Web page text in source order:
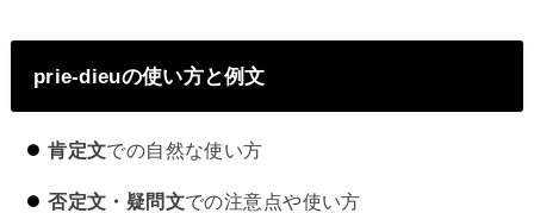
prie-dieuの使い方と例文
肯定文での自然な使い方
否定文・疑問文での注意点や使い方